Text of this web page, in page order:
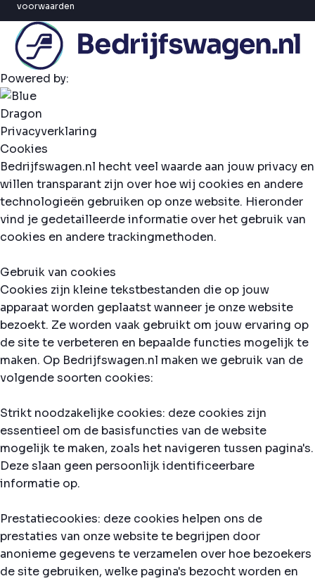
voorwaarden
Powered by:
Privacyverklaring
Cookies
Bedrijfswagen.nl hecht veel waarde aan jouw privacy en
willen transparant zijn over hoe wij cookies en andere
technologieën gebruiken op onze website. Hieronder
vind je gedetailleerde informatie over het gebruik van
cookies en andere trackingmethoden.
Gebruik van cookies
Cookies zijn kleine tekstbestanden die op jouw
apparaat worden geplaatst wanneer je onze website
bezoekt. Ze worden vaak gebruikt om jouw ervaring op
de site te verbeteren en bepaalde functies mogelijk te
maken. Op Bedrijfswagen.nl maken we gebruik van de
volgende soorten cookies:
Strikt noodzakelijke cookies: deze cookies zijn
essentieel om de basisfuncties van de website
mogelijk te maken, zoals het navigeren tussen pagina's.
Deze slaan geen persoonlijk identificeerbare
informatie op.
Prestatiecookies: deze cookies helpen ons de
prestaties van onze website te begrijpen door
anonieme gegevens te verzamelen over hoe bezoekers
de site gebruiken, welke pagina's bezocht worden en